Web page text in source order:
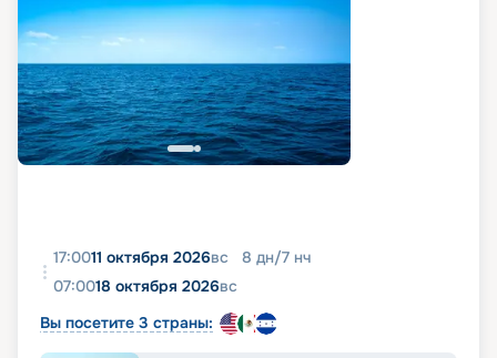
17:0011 октября 2026вс 8 дн/7 нч
07:0018 октября 2026вс
Вы посетите 3 страны: